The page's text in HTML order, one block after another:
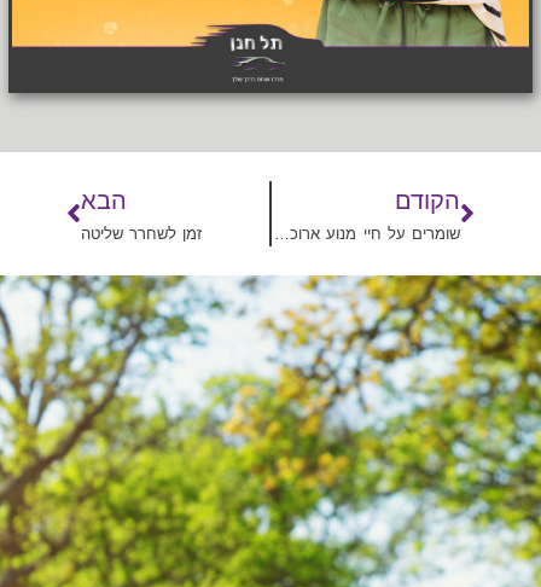
הקודם
שומרים על חיי מנוע ארוכים!
הבא
זמן לשחרר שליטה